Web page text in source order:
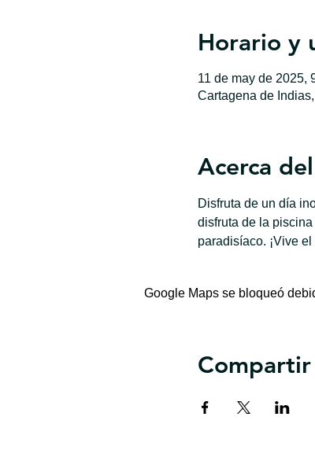
Horario y
11 de may de 2025,
Cartagena de
Acerca
Disfruta de un día
disfruta de la
paradisíaco. ¡Vive
Google Maps se bloqueó